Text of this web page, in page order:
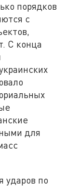
порядков
с
С конца
для
ударов по